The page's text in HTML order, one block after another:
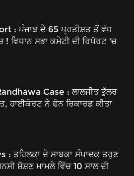
: ਪੰਜਾਬ ਦੇ 65 ਪ੍ਰਤੀਸ਼ਤ ਤੋਂ ਵੱਧ
ਵਿਧਾਨ ਸਭਾ ਕਮੇਟੀ ਦੀ ਰਿਪੋਰਟ 'ਚ
Case : ਲਾਲਜੀਤ ਭੁੱਲਰ
ਹਾਈਕੋਰਟ ਨੇ ਫੋਨ ਰਿਕਾਰਡ ਕੀਤਾ
: ਤਹਿਲਕਾ ਦੇ ਸਾਬਕਾ ਸੰਪਾਦਕ ਤਰੁਣ
ਸ਼ੋਸ਼ਣ ਮਾਮਲੇ ਵਿੱਚ 10 ਸਾਲ ਦੀ